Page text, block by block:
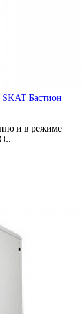
Бастион
и в режиме